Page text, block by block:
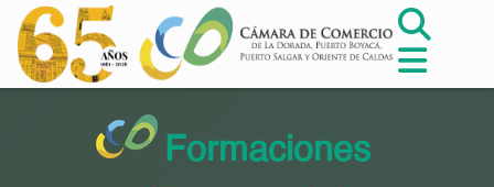
Formaciones